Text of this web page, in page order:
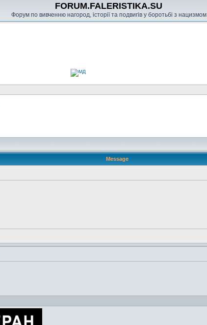
FORUM.FALERISTIKA.SU
Форум по вивченню нагород, історії та подвигів у боротьбі з нацизмом
Message